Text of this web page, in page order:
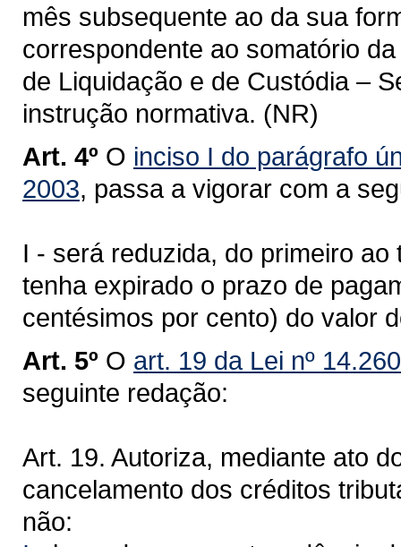
mês subsequente ao da sua
correspondente ao somatório
de Liquidação e de Custódia –
instrução normativa. (NR)
Art. 4º O inciso I do parágrafo
2003, passa a vigorar com a
I - será reduzida, do primeiro
tenha expirado o prazo de
centésimos por cento) do valor
Art. 5º O art. 19 da Lei nº
seguinte redação:
Art. 19. Autoriza, mediante ato
cancelamento dos créditos
não: